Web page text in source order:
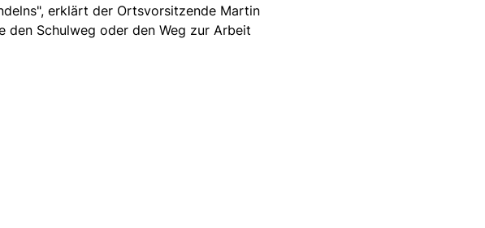
erklärt der Ortsvorsitzende Martin
den Schulweg oder den Weg zur Arbeit